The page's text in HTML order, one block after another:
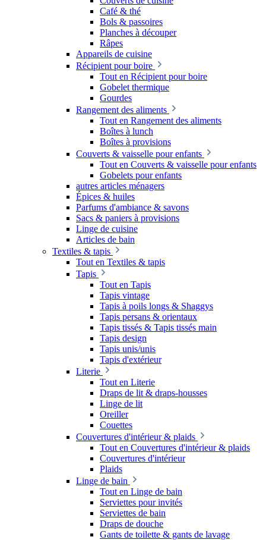
Café & thé
Bols & passoires
Planches à découper
Râpes
Appareils de cuisine
Récipient pour boire
Tout en Récipient pour boire
Gobelet thermique
Gourdes
Rangement des aliments
Tout en Rangement des aliments
Boîtes à lunch
Boîtes à provisions
Couverts & vaisselle pour enfants
Tout en Couverts & vaisselle pour enfants
Gobelets pour enfants
autres articles ménagers
Épices & huiles
Parfums d'ambiance & savons
Sacs & paniers à provisions
Linge de cuisine
Articles de bain
Textiles & tapis
Tout en Textiles & tapis
Tapis
Tout en Tapis
Tapis vintage
Tapis à poils longs & Shaggys
Tapis persans & orientaux
Tapis tissés & Tapis tissés main
Tapis design
Tapis unis/unis
Tapis d'extérieur
Literie
Tout en Literie
Draps de lit & draps-housses
Linge de lit
Oreiller
Couettes
Couvertures d'intérieur & plaids
Tout en Couvertures d'intérieur & plaids
Couvertures d'intérieur
Plaids
Linge de bain
Tout en Linge de bain
Serviettes pour invités
Serviettes de bain
Draps de douche
Gants de toilette & gants de lavage